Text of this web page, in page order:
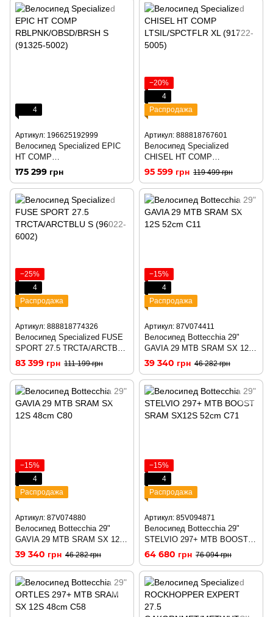
4
Артикул: 196625192999
Велосипед Specialized EPIC
HT COMP
RBLPNK/OBSD/BRSH S
(91325-5002)
175 299 грн
−20%
4
Распродажа
Артикул: 888818767601
Велосипед Specialized
CHISEL HT COMP
LTSIL/SPCTFLR XL (91722-
95 599 грн 119 499 грн
−25%
4
Распродажа
Артикул: 888818774326
Велосипед Specialized FUSE
SPORT 27.5 TRCTA/ARCTBLU
S (96022-6002)
83 399 грн 111 199 грн
−15%
4
Распродажа
Артикул: 87V074411
Велосипед Bottecchia 29"
GAVIA 29 MTB SRAM SX 12S
44cm C11
39 340 грн 46 282 грн
−15%
4
Распродажа
Артикул: 87V074880
Велосипед Bottecchia 29"
GAVIA 29 MTB SRAM SX 12S
48cm C80
39 340 грн 46 282 грн
−15%
4
Распродажа
Артикул: 85V094871
Велосипед Bottecchia 29"
STELVIO 297+ MTB BOOST
SRAM SX12S 48cm C71
64 680 грн 76 094 грн